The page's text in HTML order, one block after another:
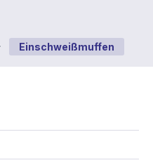
Einschweißmuffen